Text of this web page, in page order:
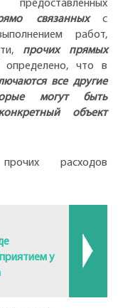
связанныхс
работ,
прочих прямых
определено, что в
все другие
могут быть
объект
расходов
у